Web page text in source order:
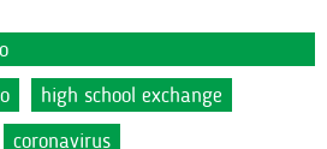
high school exchange
coronavirus